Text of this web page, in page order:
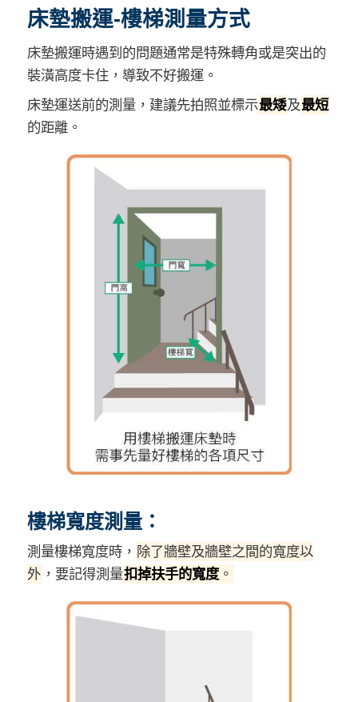
床墊搬運-樓梯測量方式
床墊搬運時遇到的問題通常是特殊轉角或是突出的
裝潢高度卡住，導致不好搬運。
床墊運送前的測量，建議先拍照並標示最矮及最短
的距離。
樓梯寬度測量：
測量樓梯寬度時， 除了牆壁及牆壁之間的寬度以
外 ，要記得測量扣掉扶手的寬度。